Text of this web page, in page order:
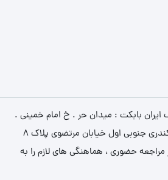
ایران بابکت : میدان حر . خ امام خمینی .
خیابان کمالی . خیابان اسکندری جنوبی اول خیابان مرتضوی پلاک 8
حضوری ، هماهنگی های لازم را به